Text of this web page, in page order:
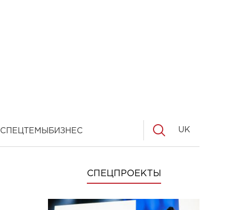
СПЕЦТЕМЫ БИЗНЕС UK
СПЕЦПРОЕКТЫ